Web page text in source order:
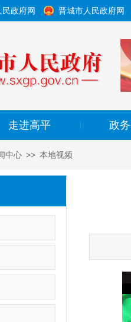
民政府网 晋城市人民政府网
走进高平 政
中心 >> 本地视频